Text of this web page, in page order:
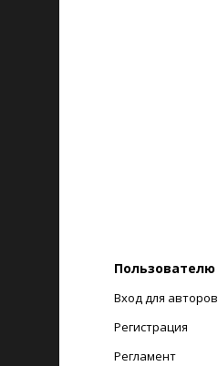
Пользователю
Вход для авторов
Регистрация
Регламент